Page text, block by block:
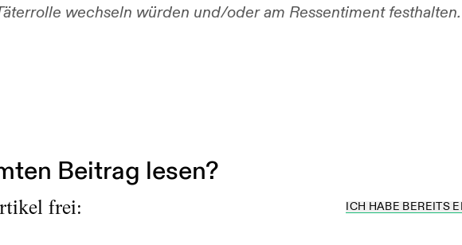
wechseln würden und/oder am Ressentiment festhalten.
Beitrag lesen?
frei: ICH HABE BEREITS